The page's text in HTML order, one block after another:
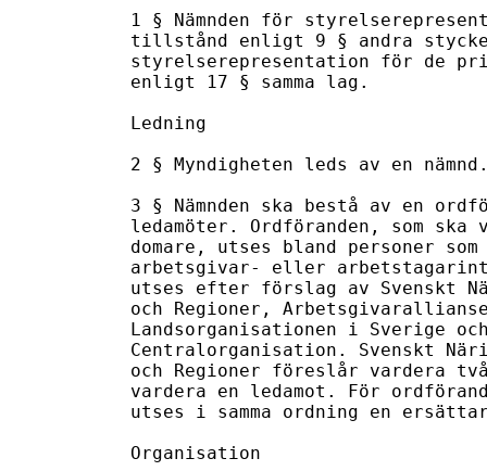
1 § Nämnden för
tillstånd enligt 9 § andra
styrelserepresentation för de
enligt 17 § samma lag.
Ledning
2 § Myndigheten leds av en
3 § Nämnden ska bestå av en
ledamöter. Ordföranden, som
domare, utses bland personer
arbetsgivar- eller
utses efter förslag av Svenskt
och Regioner,
Landsorganisationen i Sverige
Centralorganisation. Svenskt
och Regioner föreslår vardera
vardera en ledamot. För
utses i samma ordning en
Organisation